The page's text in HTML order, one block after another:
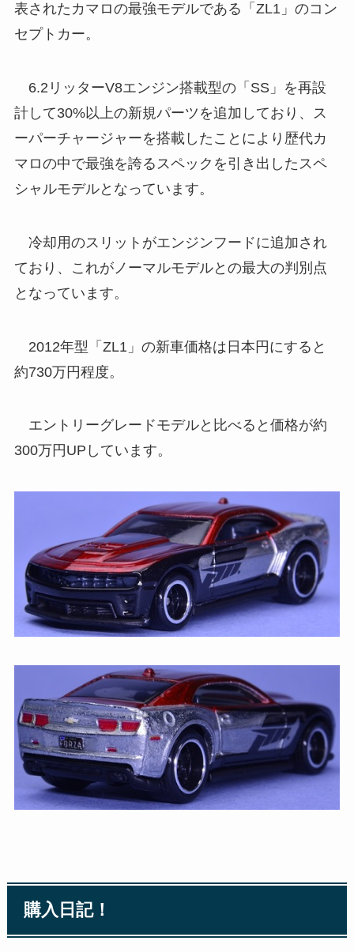
表されたカマロの最強モデルである「ZL1」のコン
セプトカー。
6.2リッターV8エンジン搭載型の「SS」を再設
計して30%以上の新規パーツを追加しており、ス
ーパーチャージャーを搭載したことにより歴代カ
マロの中で最強を誇るスペックを引き出したスペ
シャルモデルとなっています。
冷却用のスリットがエンジンフードに追加され
ており、これがノーマルモデルとの最大の判別点
となっています。
2012年型「ZL1」の新車価格は日本円にすると
約730万円程度。
エントリーグレードモデルと比べると価格が約
300万円UPしています。
購入日記！